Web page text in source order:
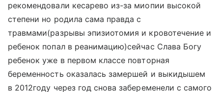
рекомендовали кесарево из-за миопии высокой
степени но родила сама правда с
травмами(разрывы эпизиотомия и кровотечение и
ребенок попал в реанимацию)сейчас Слава Богу
ребенок уже в первом классе повторная
беременность оказалась замершей и выкидышем
в 2012году через год снова забеременели с самого